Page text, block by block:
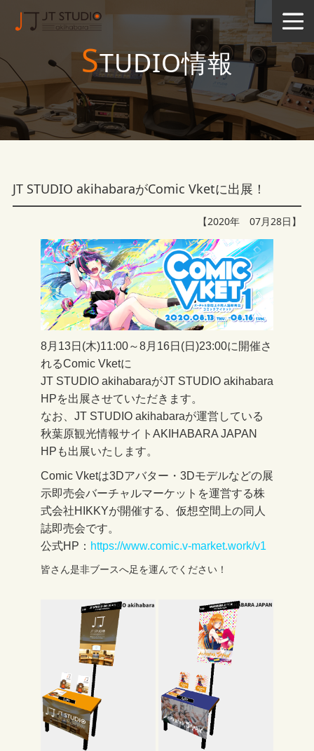
STUDIO情報
JT STUDIO akihabaraがComic Vketに出展！
【2020年 07月28日】
8月13日(木)11:00～8月16日(日)23:00に開催さ
れるComic Vketに
JT STUDIO akihabaraがJT STUDIO akihabara
HPを出展させていただきます。
なお、JT STUDIO akihabaraが運営している
秋葉原観光情報サイトAKIHABARA JAPAN
HPも出展いたします。
Comic Vketは3Dアバター・3Dモデルなどの展
示即売会バーチャルマーケットを運営する株
式会社HIKKYが開催する、仮想空間上の同人
誌即売会です。
公式HP： https://www.comic.v-market.work/v1
皆さん是非ブースへ足を運んでください！